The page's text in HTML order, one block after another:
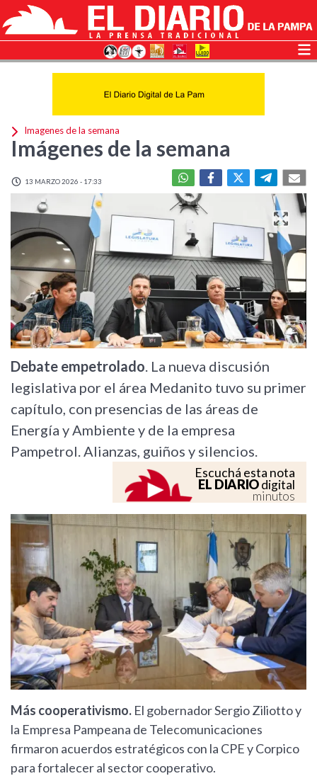
Imagenes de la semana
Imágenes de la semana
13 MARZO 2026 - 17:33
Debate empetrolado. La nueva discusión
legislativa por el área Medanito tuvo su primer
capítulo, con presencias de las áreas de
Energía y Ambiente y de la empresa
Pampetrol. Alianzas, guiños y silencios.
Escuchá esta nota
EL DIARIOdigital
minutos
Más cooperativismo. El gobernador Sergio Ziliotto y
la Empresa Pampeana de Telecomunicaciones
firmaron acuerdos estratégicos con la CPE y Corpico
para fortalecer al sector cooperativo.